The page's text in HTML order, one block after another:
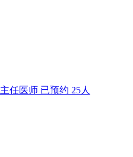
主任医师 已预约 25人